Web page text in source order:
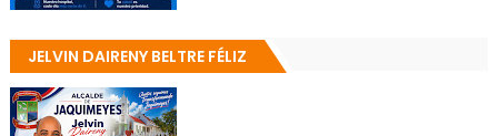
JELVIN DAIRENY BELTRE FÉLIZ